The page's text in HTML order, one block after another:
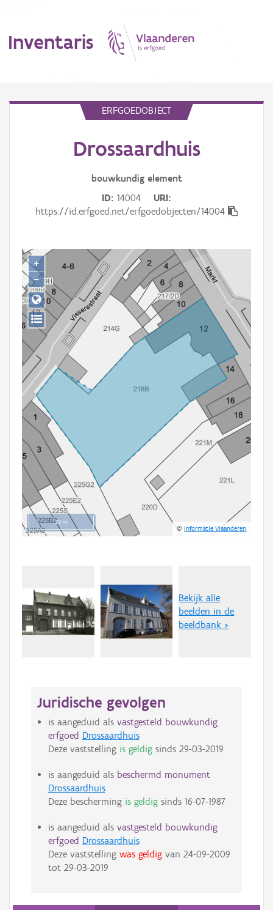
Inventaris
Gebeurtenis
Persoon of collectief
Downloads
Hergebruik
Aanmelden
ERFGOEDOBJECT
Drossaardhuis
bouwkundig element
ID 14004
URI
https://id.erfgoed.net/erfgoedobjecten/14004
20 m
©Informatie Vlaanderen
+
−
Bekijk alle
beelden in de
beeldbank >
Juridische gevolgen
is aangeduid als vastgesteld bouwkundig
erfgoed Drossaardhuis
Deze vaststelling is geldigsinds 29-03-2019
is aangeduid als beschermd monument
Drossaardhuis
Deze bescherming is geldigsinds 16-07-1987
is aangeduid als vastgesteld bouwkundig
erfgoed Drossaardhuis
Deze vaststelling was geldigvan 24-09-2009
tot 29-03-2019